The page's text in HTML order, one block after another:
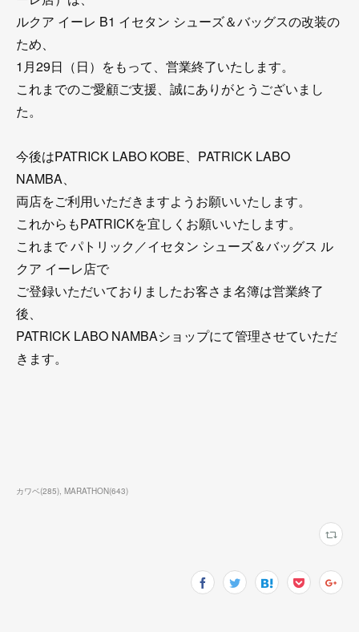
ルクア イーレ B1 イセタン シューズ＆バッグスの改装の
ため、
1月29日（日）をもって、営業終了いたします。
これまでのご愛顧ご支援、誠にありがとうございまし
た。
今後はPATRICK LABO KOBE、PATRICK LABO
NAMBA、
両店をご利用いただきますようお願いいたします。
これからもPATRICKを宜しくお願いいたします。
これまで パトリック／イセタン シューズ＆バッグス ル
クア イーレ店で
ご登録いただいておりましたお客さま名簿は営業終了
後、
PATRICK LABO NAMBAショップにて管理させていただ
きます。
カワベ(285) MARATHON(643)